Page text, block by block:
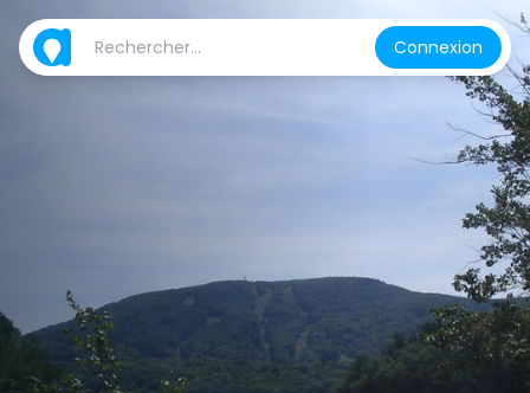
Connexion